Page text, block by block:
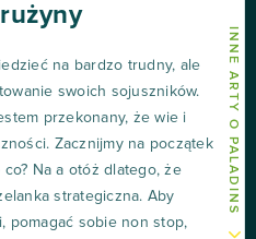
INNE ARTY O PALADINS
na bardzo trudny, ale
swoich sojuszników.
przekonany, że wie i
Zacznijmy na początek
Na a otóż dlatego, że
strategiczna. Aby
pomagać sobie non stop,